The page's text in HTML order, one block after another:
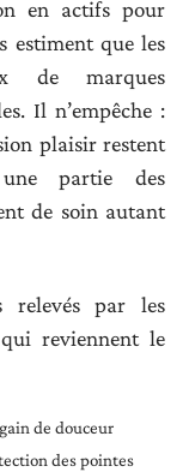
en actifs pour
estiment que les
de marques
Il n’empêche :
plaisir restent
partie des
de soin autant
relevés par les
reviennent le
de douceur
des pointes